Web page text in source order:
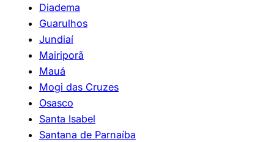
Diadema
Guarulhos
Jundiaí
Mairiporã
Mauá
Mogi das Cruzes
Osasco
Santa Isabel
Santana de Parnaíba